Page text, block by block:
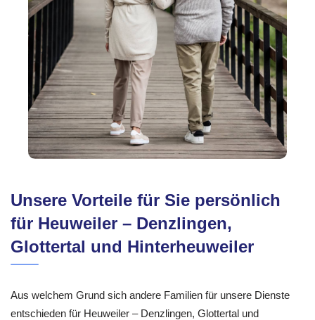
Unsere Vorteile für Sie persönlich
für Heuweiler – Denzlingen,
Glottertal und Hinterheuweiler
Aus welchem Grund sich andere Familien für unsere Dienste
entschieden für Heuweiler – Denzlingen, Glottertal und